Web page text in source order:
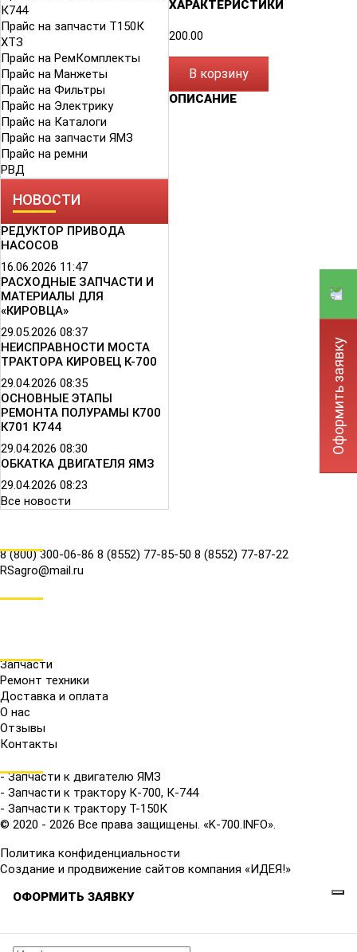
К744
Прайс на запчасти Т150К
ХТЗ
Прайс на РемКомплекты
Прайс на Манжеты
Прайс на Фильтры
Прайс на Электрику
Прайс на Каталоги
Прайс на запчасти ЯМЗ
Прайс на ремни
РВД
НОВОСТИ
РЕДУКТОР ПРИВОДА
НАСОСОВ
16.06.2026 11:47
РАСХОДНЫЕ ЗАПЧАСТИ И
МАТЕРИАЛЫ ДЛЯ
«КИРОВЦА»
29.05.2026 08:37
НЕИСПРАВНОСТИ МОСТА
ТРАКТОРА КИРОВЕЦ К-700
29.04.2026 08:35
ОСНОВНЫЕ ЭТАПЫ
РЕМОНТА ПОЛУРАМЫ К700
К701 К744
29.04.2026 08:30
ОБКАТКА ДВИГАТЕЛЯ ЯМЗ
29.04.2026 08:23
Все новости
ХАРАКТЕРИСТИКИ
200.00
В корзину
ОПИСАНИЕ
8 (800) 300-06-86 8 (8552) 77-85-50 8 (8552) 77-87-22
RSagro@mail.ru
Запчасти
Ремонт техники
Доставка и оплата
О нас
Отзывы
Контакты
- Запчасти к двигателю ЯМЗ
- Запчасти к трактору К-700, К-744
- Запчасти к трактору Т-150К
© 2020 - 2026 Все права защищены. «K-700.INFO».
Политика конфиденциальности
Создание и продвижение сайтов компания «ИДЕЯ!»
Оформить заявку
ОФОРМИТЬ ЗАЯВКУ